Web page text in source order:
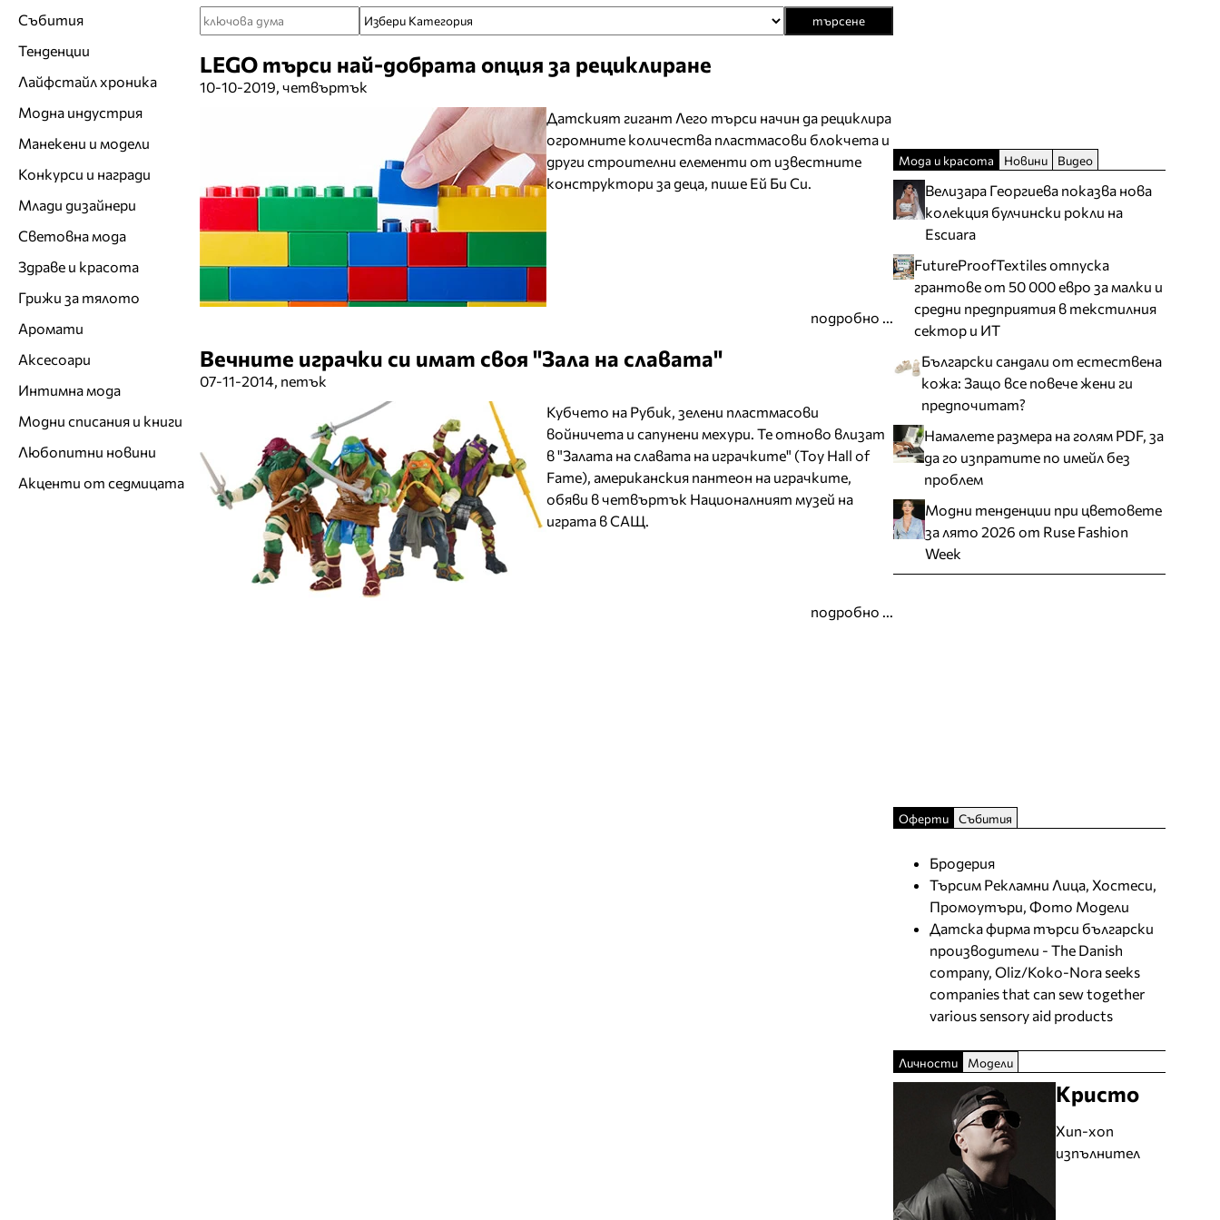
търсене
LEGO търси най-добрата опция за рециклиране
10-10-2019, четвъртък
Датският гигант Лего търси начин да рециклира
огромните количества пластмасови блокчета и
други строителни елементи от известните
конструктори за деца, пише Ей Би Си.
подробно ...
Вечните играчки си имат своя "Зала на славата"
07-11-2014, петък
Кубчето на Рубик, зелени пластмасови
войничета и сапунени мехури. Те отново влизат
в "Залата на славата на играчките" (Toy Hall of
Fame), американския пантеон на играчките,
обяви в четвъртък Националният музей на
играта в САЩ.
подробно ...
Събития
Тенденции
Лайфстайл хроника
Модна индустрия
Манекени и модели
Конкурси и награди
Млади дизайнери
Световна мода
Здраве и красота
Грижи за тялото
Аромати
Аксесоари
Интимна мода
Модни списания и книги
Любопитни новини
Акценти от седмицата
Мода и красота Новини Видео
Велизара Георгиева показва нова
колекция булчински рокли на
Escuara
FutureProofTextiles отпуска
грантове от 50 000 евро за малки и
средни предприятия в текстилния
сектор и ИТ
Български сандали от естествена
кожа: Защо все повече жени ги
предпочитат?
Намалете размера на голям PDF, за
да го изпратите по имейл без
проблем
Модни тенденции при цветовете
за лято 2026 от Ruse Fashion
Week
Оферти Събития
Бродерия
Търсим Рекламни Лица, Хостеси,
Промоутъри, Фото Модели
Датска фирма търси български
производители - The Danish
company, Oliz/Koko-Nora seeks
companies that can sew together
various sensory aid products
Личности Модели
Кристо
Хип-хоп
изпълнител